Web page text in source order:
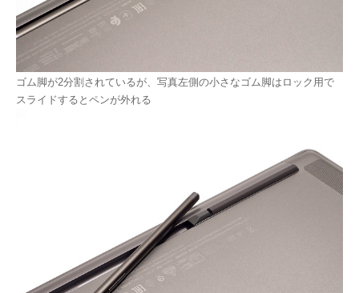
ゴム脚が2分割されているが、写真左側の小さなゴム脚はロック用で
スライドするとペンが外れる